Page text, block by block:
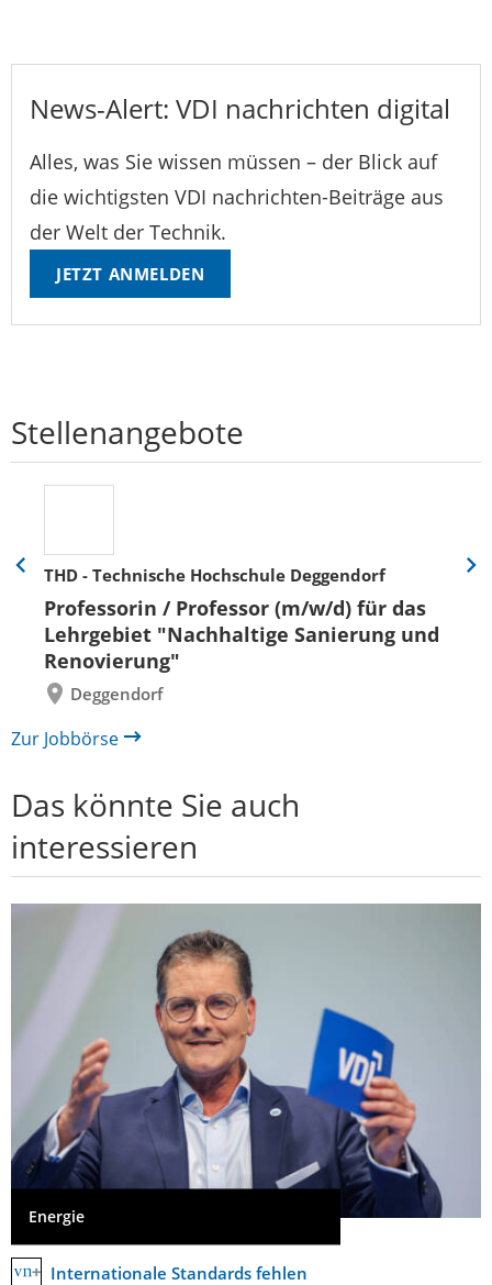
News-Alert: VDI nachrichten digital
Alles, was Sie wissen müssen – der Blick auf
die wichtigsten VDI nachrichten-Beiträge aus
der Welt der Technik.
JETZT ANMELDEN
Stellenangebote
THD - Technische Hochschule Deggendorf
Professorin / Professor (m/w/d) für das
Lehrgebiet "Nachhaltige Sanierung und
Renovierung"
Deggendorf
Eine
zurück
Eine
Zur Jobbörse
Das könnte Sie auch
interessieren
Energie
Internationale Standards fehlen